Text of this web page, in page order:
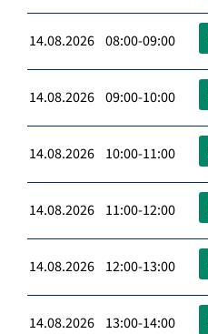
14.08.2026 08:00-09:00
14.08.2026 09:00-10:00
14.08.2026 10:00-11:00
14.08.2026 11:00-12:00
14.08.2026 12:00-13:00
14.08.2026 13:00-14:00